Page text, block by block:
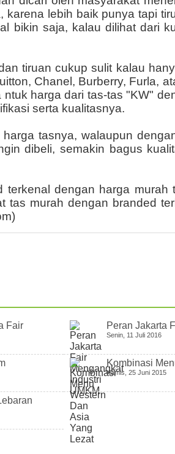
lebih baik punya tapi
bikin saja, kalau dilihat dari
tiruan cukup sulit kalau
Chanel, Burberry, Furla,
harga dari tas-tas "KW"
serta kualitasnya.
tasnya, walaupun
dibeli, semakin bagus
dengan harga
tas murah dengan branded
Fair Peran Jakarta
Senin, 11 Juli 2016
Kombinasi
Kamis, 25 Juni 2015